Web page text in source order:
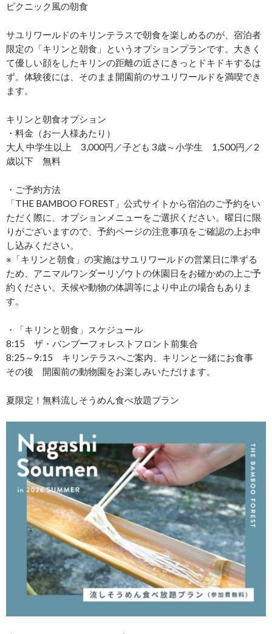
ピクニック風の朝食
サユリワールドのキリンテラスで朝食を楽しめるのが、宿泊者
限定の「キリンと朝食」というオプションプランです。大きく
て優しい顔をしたキリンの距離の近さにきっとドキドキするは
ず。体験後には、そのまま開園前のサユリワールドを満喫でき
ます。
キリンと朝食オプション
・料金（お一人様あたり）
大人 中学生以上 3,000円／子ども 3歳～小学生 1,500円／2
歳以下 無料
・ご予約方法
「THE BAMBOO FOREST」公式サイトから宿泊のご予約をい
ただく際に、オプションメニューをご選択ください。曜日に限
りがございますので、予約ページの注意事項をご確認の上お申
し込みください。
※「キリンと朝食」の実施はサユリワールドの営業日に準ずる
ため、アニマルワンダーリゾウトの休園日をお確かめの上ご予
約ください。天候や動物の体調等により中止の場合もありま
す。
・「キリンと朝食」スケジュール
8:15 ザ・バンブーフォレストフロント前集合
8:25～9:15 キリンテラスへご案内、キリンと一緒にお食事
その後 開園前の動物園をお楽しみいただけます。
夏限定！無料流しそうめん食べ放題プラン